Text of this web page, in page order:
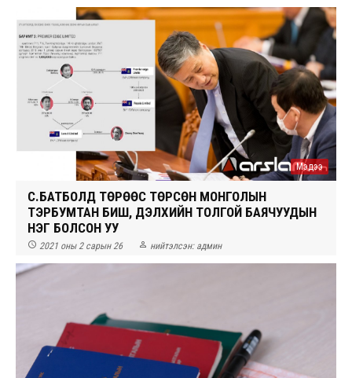
Мэдээ
СҮ.БАТБОЛД ТӨРӨӨС ТӨРСӨН МОНГОЛЫН
ТЭРБУМТАН БИШ, ДЭЛХИЙН ТОЛГОЙ БАЯЧУУДЫН
НЭГ БОЛСОН УУ
 2021 оны 2 сарын 26  нийтэлсэн: админ